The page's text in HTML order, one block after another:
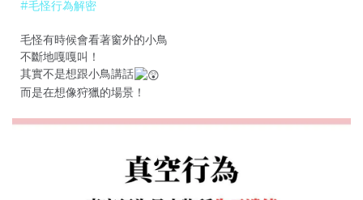
#毛怪行為解密
毛怪有時候會看著窗外的小鳥
不斷地嘎嘎叫！
其實不是想跟小鳥講話
而是在想像狩獵的場景！